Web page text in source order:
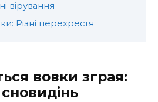
вірування
Різні перехрестя
вовки зграя: